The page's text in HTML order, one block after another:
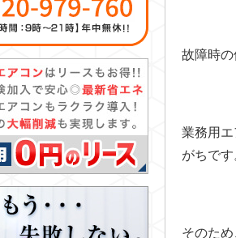
故障時
業務用
がちです
そのた